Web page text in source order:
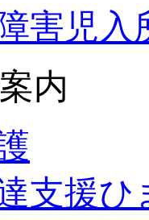
害児
内
支援ひ